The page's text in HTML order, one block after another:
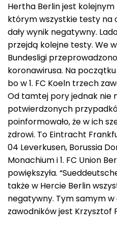
Hertha Berlin jest
którym wszystkie testy na
dały wynik negatywny.
przejdą kolejne testy. We
Bundesligi
koronawirusa. Na
bo w 1. FC Koeln trzech
Od tamtej pory jednak nie
potwierdzonych
poinformowało, że w ich
zdrowi. To Eintracht
04 Leverkusen, Borussia
Monachium i 1. FC Union
powiększyła.
także w Hercie Berlin
negatywny. Tym samym
zawodników jest Krzysztof